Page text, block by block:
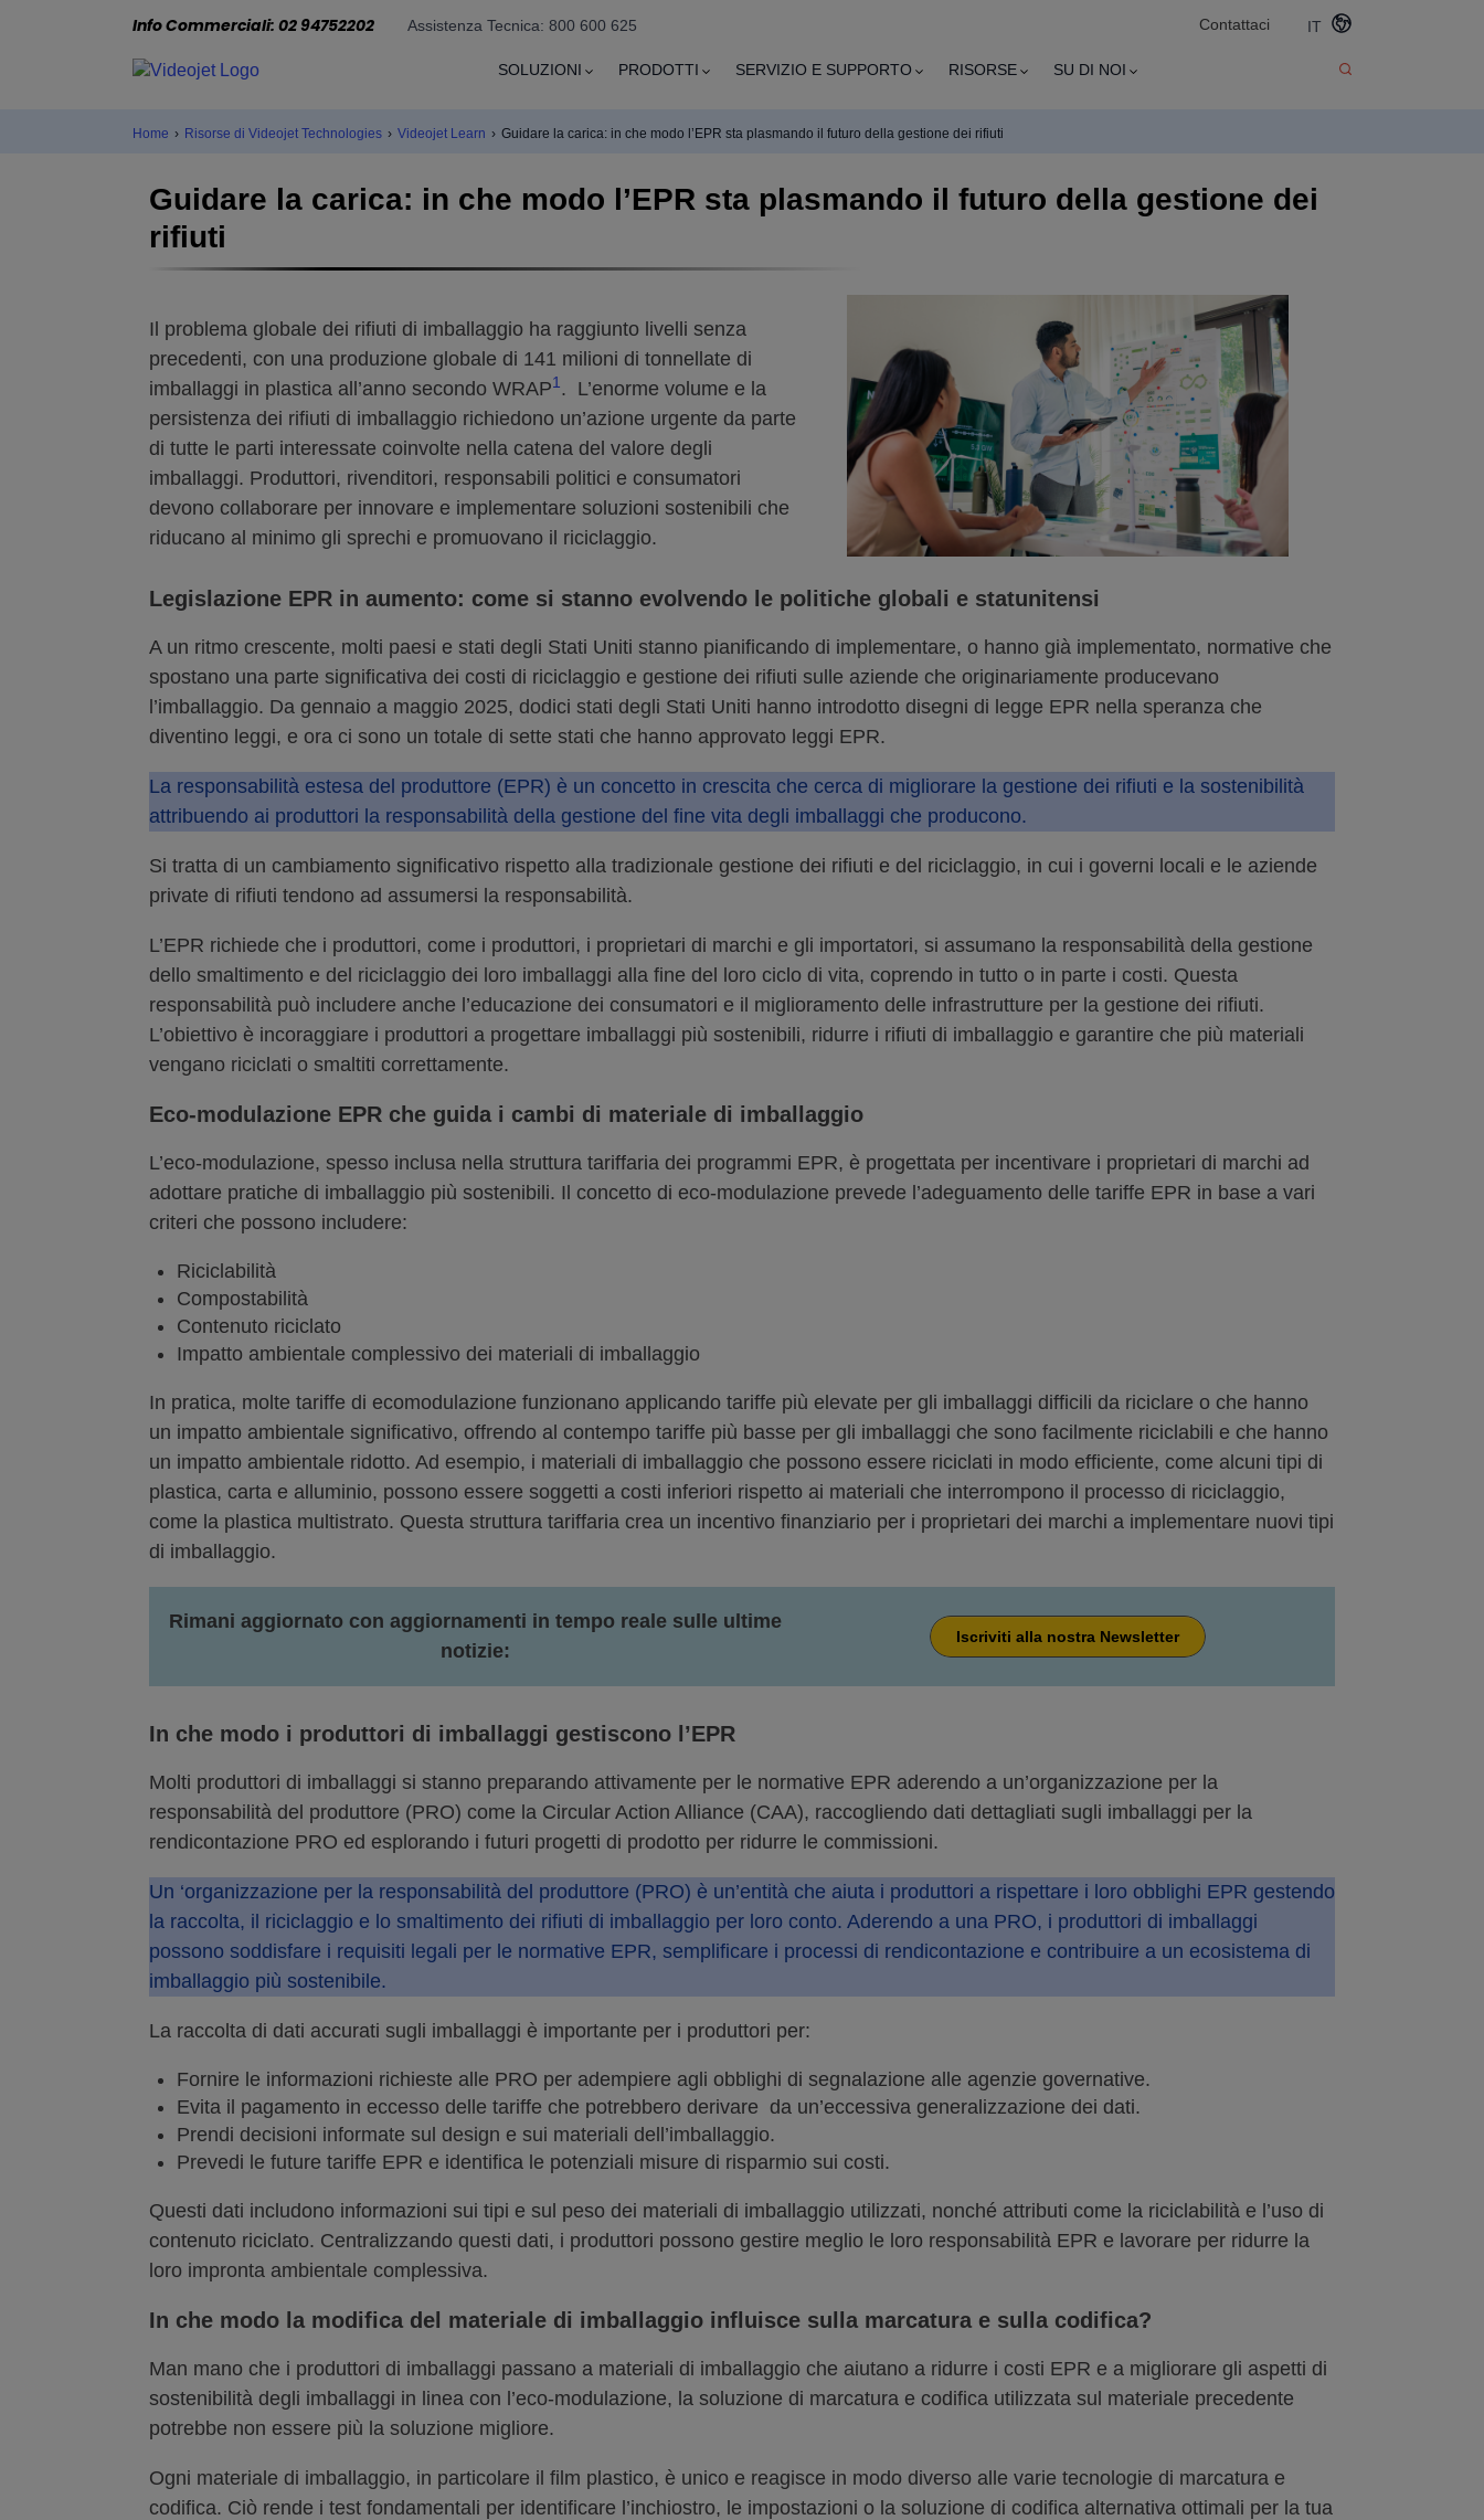
Info Commerciali: 02 94752202 Assistenza Tecnica: 800 600 625 Contattaci IT
SOLUZIONI PRODOTTI SERVIZIO E SUPPORTO RISORSE SU DI NOI
Home › Risorse di Videojet Technologies › Videojet Learn › Guidare la carica: in che modo l’EPR sta plasmando il futuro della gestione dei rifiuti
Guidare la carica: in che modo l’EPR sta plasmando il futuro della gestione dei
rifiuti
Il problema globale dei rifiuti di imballaggio ha raggiunto livelli senza
precedenti, con una produzione globale di 141 milioni di tonnellate di
imballaggi in plastica all’anno secondo WRAP1. L’enorme volume e la
persistenza dei rifiuti di imballaggio richiedono un’azione urgente da parte
di tutte le parti interessate coinvolte nella catena del valore degli
imballaggi. Produttori, rivenditori, responsabili politici e consumatori
devono collaborare per innovare e implementare soluzioni sostenibili che
riducano al minimo gli sprechi e promuovano il riciclaggio.
Legislazione EPR in aumento: come si stanno evolvendo le politiche globali e statunitensi
A un ritmo crescente, molti paesi e stati degli Stati Uniti stanno pianificando di implementare, o hanno già implementato, normative che
spostano una parte significativa dei costi di riciclaggio e gestione dei rifiuti sulle aziende che originariamente producevano
l’imballaggio. Da gennaio a maggio 2025, dodici stati degli Stati Uniti hanno introdotto disegni di legge EPR nella speranza che
diventino leggi, e ora ci sono un totale di sette stati che hanno approvato leggi EPR.
La responsabilità estesa del produttore (EPR) è un concetto in crescita che cerca di migliorare la gestione dei rifiuti e la sostenibilità
attribuendo ai produttori la responsabilità della gestione del fine vita degli imballaggi che producono.
Si tratta di un cambiamento significativo rispetto alla tradizionale gestione dei rifiuti e del riciclaggio, in cui i governi locali e le aziende
private di rifiuti tendono ad assumersi la responsabilità.
L’EPR richiede che i produttori, come i produttori, i proprietari di marchi e gli importatori, si assumano la responsabilità della gestione
dello smaltimento e del riciclaggio dei loro imballaggi alla fine del loro ciclo di vita, coprendo in tutto o in parte i costi. Questa
responsabilità può includere anche l’educazione dei consumatori e il miglioramento delle infrastrutture per la gestione dei rifiuti.
L’obiettivo è incoraggiare i produttori a progettare imballaggi più sostenibili, ridurre i rifiuti di imballaggio e garantire che più materiali
vengano riciclati o smaltiti correttamente.
Eco-modulazione EPR che guida i cambi di materiale di imballaggio
L’eco-modulazione, spesso inclusa nella struttura tariffaria dei programmi EPR, è progettata per incentivare i proprietari di marchi ad
adottare pratiche di imballaggio più sostenibili. Il concetto di eco-modulazione prevede l’adeguamento delle tariffe EPR in base a vari
criteri che possono includere:
Riciclabilità
Compostabilità
Contenuto riciclato
Impatto ambientale complessivo dei materiali di imballaggio
In pratica, molte tariffe di ecomodulazione funzionano applicando tariffe più elevate per gli imballaggi difficili da riciclare o che hanno
un impatto ambientale significativo, offrendo al contempo tariffe più basse per gli imballaggi che sono facilmente riciclabili e che hanno
un impatto ambientale ridotto. Ad esempio, i materiali di imballaggio che possono essere riciclati in modo efficiente, come alcuni tipi di
plastica, carta e alluminio, possono essere soggetti a costi inferiori rispetto ai materiali che interrompono il processo di riciclaggio,
come la plastica multistrato. Questa struttura tariffaria crea un incentivo finanziario per i proprietari dei marchi a implementare nuovi tipi
di imballaggio.
Rimani aggiornato con aggiornamenti in tempo reale sulle ultime
notizie:
Iscriviti alla nostra Newsletter
In che modo i produttori di imballaggi gestiscono l’EPR
Molti produttori di imballaggi si stanno preparando attivamente per le normative EPR aderendo a un’organizzazione per la
responsabilità del produttore (PRO) come la Circular Action Alliance (CAA), raccogliendo dati dettagliati sugli imballaggi per la
rendicontazione PRO ed esplorando i futuri progetti di prodotto per ridurre le commissioni.
Un ‘organizzazione per la responsabilità del produttore (PRO) è un’entità che aiuta i produttori a rispettare i loro obblighi EPR gestendo
la raccolta, il riciclaggio e lo smaltimento dei rifiuti di imballaggio per loro conto. Aderendo a una PRO, i produttori di imballaggi
possono soddisfare i requisiti legali per le normative EPR, semplificare i processi di rendicontazione e contribuire a un ecosistema di
imballaggio più sostenibile.
La raccolta di dati accurati sugli imballaggi è importante per i produttori per:
Fornire le informazioni richieste alle PRO per adempiere agli obblighi di segnalazione alle agenzie governative.
Evita il pagamento in eccesso delle tariffe che potrebbero derivare da un’eccessiva generalizzazione dei dati.
Prendi decisioni informate sul design e sui materiali dell’imballaggio.
Prevedi le future tariffe EPR e identifica le potenziali misure di risparmio sui costi.
Questi dati includono informazioni sui tipi e sul peso dei materiali di imballaggio utilizzati, nonché attributi come la riciclabilità e l’uso di
contenuto riciclato. Centralizzando questi dati, i produttori possono gestire meglio le loro responsabilità EPR e lavorare per ridurre la
loro impronta ambientale complessiva.
In che modo la modifica del materiale di imballaggio influisce sulla marcatura e sulla codifica?
Man mano che i produttori di imballaggi passano a materiali di imballaggio che aiutano a ridurre i costi EPR e a migliorare gli aspetti di
sostenibilità degli imballaggi in linea con l’eco-modulazione, la soluzione di marcatura e codifica utilizzata sul materiale precedente
potrebbe non essere più la soluzione migliore.
Ogni materiale di imballaggio, in particolare il film plastico, è unico e reagisce in modo diverso alle varie tecnologie di marcatura e
codifica. Ciò rende i test fondamentali per identificare l’inchiostro, le impostazioni o la soluzione di codifica alternativa ottimali per la tua